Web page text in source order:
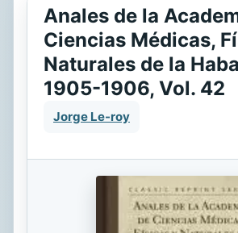
Anales de la
Ciencias Médicas,
Naturales de la
1905-1906, Vol. 42
Jorge Le-roy